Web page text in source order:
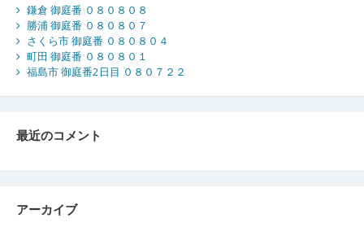
鎌倉 御庭番 ０８０８０８
勝浦 御庭番 ０８０８０７
さくら市 御庭番 ０８０８０４
町田 御庭番 ０８０８０１
福島市 御庭番2日目 ０８０７２２
最近のコメント
アーカイブ